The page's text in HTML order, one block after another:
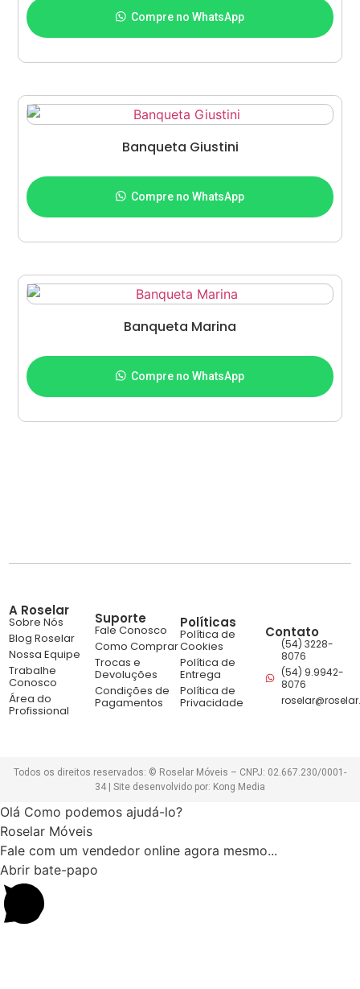
Compre no WhatsApp
Banqueta Giustini
Compre no WhatsApp
Banqueta Marina
Compre no WhatsApp
A Roselar
Sobre Nós
Blog Roselar
Nossa Equipe
Trabalhe
Conosco
Área do
Profissional
Suporte
Fale Conosco
Como Comprar
Trocas e
Devoluções
Condições de
Pagamentos
Políticas
Política de
Cookies
Política de
Entrega
Política de
Privacidade
Contato
(54) 3228-
8076
(54) 9.9942-
8076
Todos os direitos reservados: © Roselar Móveis – CNPJ: 02.667.230/0001-
34 | Site desenvolvido por: Kong Media
Olá Como podemos ajudá-lo?
Roselar Móveis
Fale com um vendedor online agora mesmo...
Abrir bate-papo